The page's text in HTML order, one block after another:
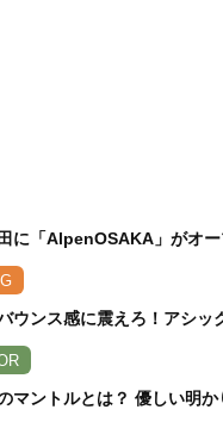
に「AlpenOSAKA」がオ
ウンス感に震えろ！アシ
マントルとは？ 優しい明